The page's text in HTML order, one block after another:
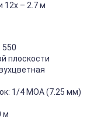
12х – 2.7 м
550
плоскости
1/4 MOA (7.25 мм)
м